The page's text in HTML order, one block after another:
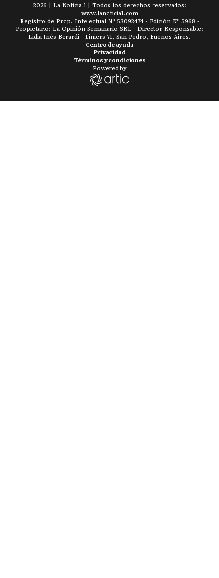
2026 | La Noticia 1 | Todos los derechos reservados:
www.lanoticia1.com
Registro de Prop. Intelectual Nº 53092474 · Edición Nº 5968 -
Propietario: La Opinión Semanario SRL - Director Responsable:
Lidia Inés Berardi - Liniers 71, San Pedro, Buenos Aires.
Términos y condiciones
Privacidad
Centro de ayuda
Powered by